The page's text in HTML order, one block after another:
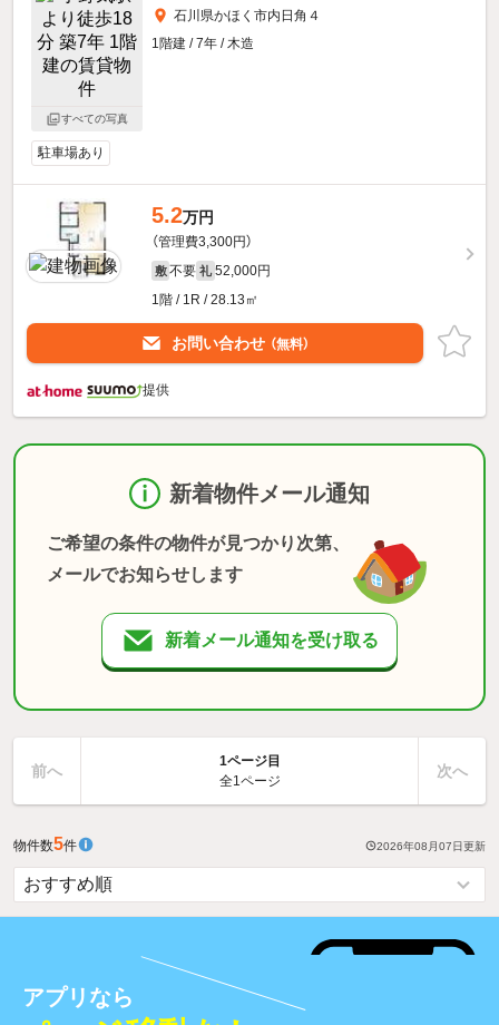
すべての写真
石川県かほく市内日角４
1階建 / 7年 / 木造
駐車場あり
5.2万円
（管理費3,300円）
敷 不要 礼 52,000円
1階 / 1R / 28.13㎡
お問い合わせ （無料）
提供
新着物件メール通知
ご希望の条件の物件が見つかり次第、
メールでお知らせします
新着メール通知を受け取る
前へ
1ページ目
全1ページ
次へ
物件数5件 2026年08月07日更新
アプリなら